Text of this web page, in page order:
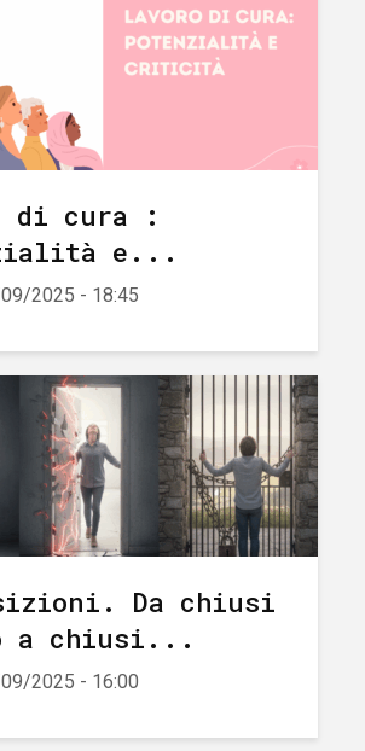
di cura :
e...
2025 - 18:45
Da chiusi
a chiusi...
2025 - 16:00